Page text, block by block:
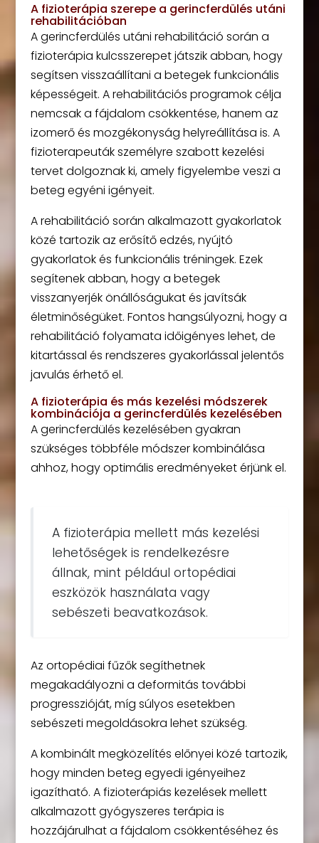
A fizioterápia szerepe a gerincferdülés utáni
rehabilitációban
A gerincferdülés utáni rehabilitáció során a
fizioterápia kulcsszerepet játszik abban, hogy
segítsen visszaállítani a betegek funkcionális
képességeit. A rehabilitációs programok célja
nemcsak a fájdalom csökkentése, hanem az
izomerő és mozgékonyság helyreállítása is. A
fizioterapeuták személyre szabott kezelési
tervet dolgoznak ki, amely figyelembe veszi a
beteg egyéni igényeit.
A rehabilitáció során alkalmazott gyakorlatok
közé tartozik az erősítő edzés, nyújtó
gyakorlatok és funkcionális tréningek. Ezek
segítenek abban, hogy a betegek
visszanyerjék önállóságukat és javítsák
életminőségüket. Fontos hangsúlyozni, hogy a
rehabilitáció folyamata időigényes lehet, de
kitartással és rendszeres gyakorlással jelentős
javulás érhető el.
A fizioterápia és más kezelési módszerek
kombinációja a gerincferdülés kezelésében
A gerincferdülés kezelésében gyakran
szükséges többféle módszer kombinálása
ahhoz, hogy optimális eredményeket érjünk el.
A fizioterápia mellett más kezelési
lehetőségek is rendelkezésre
állnak, mint például ortopédiai
eszközök használata vagy
sebészeti beavatkozások.
Az ortopédiai fűzők segíthetnek
megakadályozni a deformitás további
progresszióját, míg súlyos esetekben
sebészeti megoldásokra lehet szükség.
A kombinált megközelítés előnyei közé tartozik,
hogy minden beteg egyedi igényeihez
igazítható. A fizioterápiás kezelések mellett
alkalmazott gyógyszeres terápia is
hozzájárulhat a fájdalom csökkentéséhez és